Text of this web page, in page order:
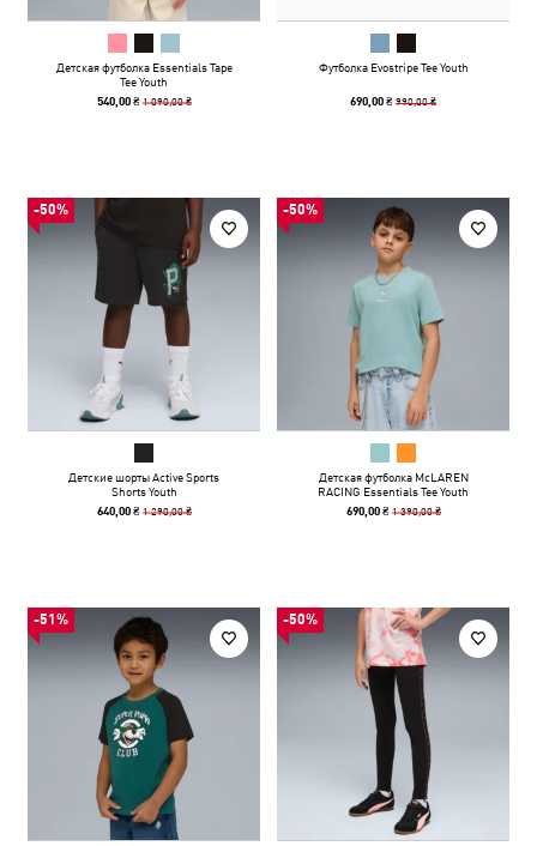
Детская футболка Essentials Tape
Tee Youth
540,00 ₴ 1 090,00 ₴
Футболка Evostripe Tee Youth
690,00 ₴990,00 ₴
-50%
Детские шорты Active Sports
Shorts Youth
640,00 ₴ 1 290,00 ₴
-50%
Детская футболка McLAREN
RACING Essentials Tee Youth
690,00 ₴ 1 390,00 ₴
-51% -50%